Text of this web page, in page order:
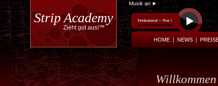
Strip Academy
Zieht gut aus!™
HOME | NEWS |
Musik an ►
Willkommen